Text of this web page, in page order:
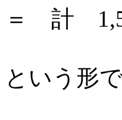
＝ 計
という形